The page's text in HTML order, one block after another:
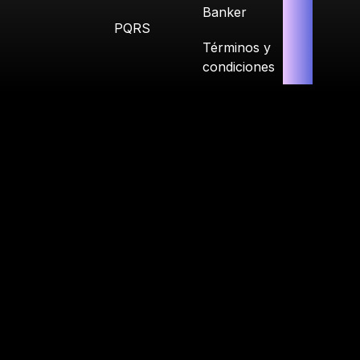
PQRS
Banker
Términos y
condiciones